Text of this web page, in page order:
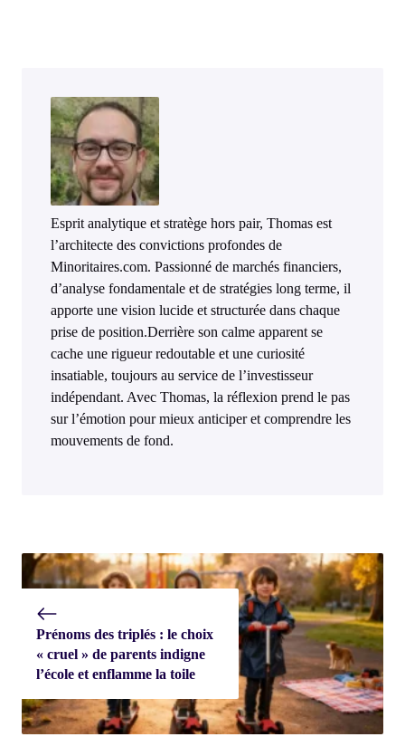
Esprit analytique et stratège hors pair, Thomas est
l’architecte des convictions profondes de
Minoritaires.com. Passionné de marchés financiers,
d’analyse fondamentale et de stratégies long terme, il
apporte une vision lucide et structurée dans chaque
prise de position.Derrière son calme apparent se
cache une rigueur redoutable et une curiosité
insatiable, toujours au service de l’investisseur
indépendant. Avec Thomas, la réflexion prend le pas
sur l’émotion pour mieux anticiper et comprendre les
mouvements de fond.
Prénoms des triplés : le choix
« cruel » de parents indigne
l’école et enflamme la toile